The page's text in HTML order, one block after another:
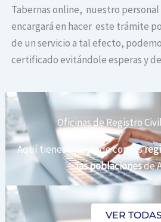
Tabernas online, nuestro
encargará en hacer este trámite
de un servicio a tal efecto,
certificado evitándole esperas y
Oficinas de Registro
Aquí tienes un listado con los
las poblacionesde
VER